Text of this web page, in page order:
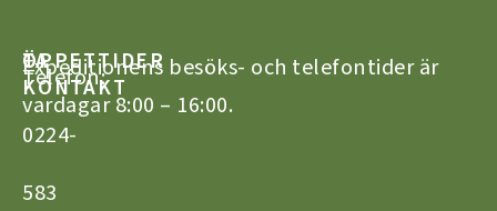
TA
KONTAKT
Telefon:
0224-
583
ÖPPETTIDER
Expeditionens besöks- och telefontider är
vardagar 8:00 – 16:00.